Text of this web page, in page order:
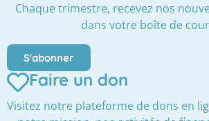
Chaque trimestre, recevez nos
dans votre boîte de
S'abonner
Faire un don
Visitez notre plateforme de dons en